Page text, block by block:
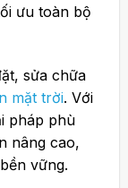
ưu toàn bộ
sửa chữa
mặt trời. Với
pháp phù
nâng cao,
vững.